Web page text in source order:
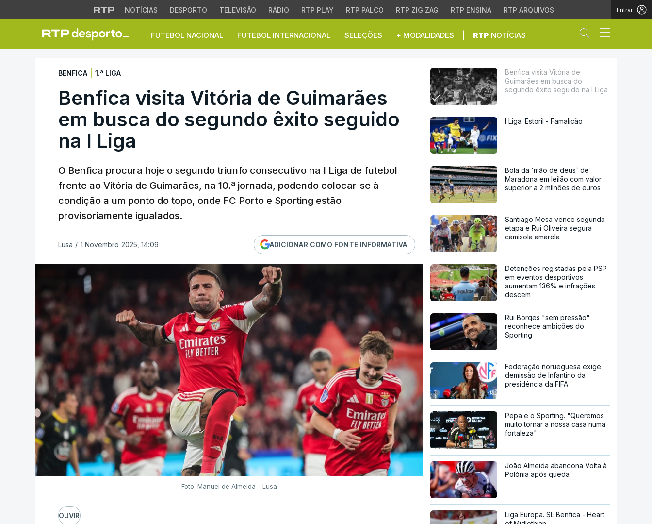
NOTÍCIAS DESPORTO TELEVISÃO RÁDIO RTP PLAY RTP PALCO RTP ZIG ZAG RTP ENSINA RTP ARQUIVOS Entrar
FUTEBOL NACIONAL FUTEBOL INTERNACIONAL SELEÇÕES + MODALIDADES RTP NOTÍCIAS Abrir campo
Benfica visita Vitória de Guimarães em busca do segundo êxito
BENFICA 1.ª LIGA
Benfica visita Vitória de Guimarães
em busca do segundo êxito seguido
na I Liga
O Benfica procura hoje o segundo triunfo consecutivo na I Liga de futebol
frente ao Vitória de Guimarães, na 10.ª jornada, podendo colocar-se à
condição a um ponto do topo, onde FC Porto e Sporting estão
provisoriamente igualados.
Lusa / 1 Novembro 2025, 14:09 ADICIONAR COMO FONTE INFORMATIVA
Foto: Manuel de Almeida - Lusa
OUVIR
Benfica visita Vitória de
Guimarães em busca do
segundo êxito seguido na I Liga
I Liga. Estoril - Famalicão
Bola da `mão de deus` de
Maradona em leilão com valor
superior a 2 milhões de euros
Santiago Mesa vence segunda
etapa e Rui Oliveira segura
camisola amarela
Detenções registadas pela PSP
em eventos desportivos
aumentam 136% e infrações
descem
Rui Borges "sem pressão"
reconhece ambições do
Sporting
Federação norueguesa exige
demissão de Infantino da
presidência da FIFA
Pepa e o Sporting. "Queremos
muito tornar a nossa casa numa
fortaleza"
João Almeida abandona Volta à
Polónia após queda
Liga Europa. SL Benfica - Heart